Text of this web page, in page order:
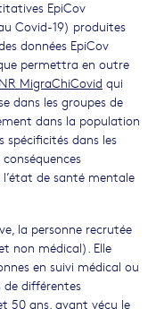
EpiCov
Covid-19) produites
données EpiCov
permettra en outre
MigraChiCovid qui
dans les groupes de
dans la population
spécificités dans les
de santé mentale
la personne recrutée
non médical). Elle
en suivi médical ou
de différentes
50 ans, ayant vécu le